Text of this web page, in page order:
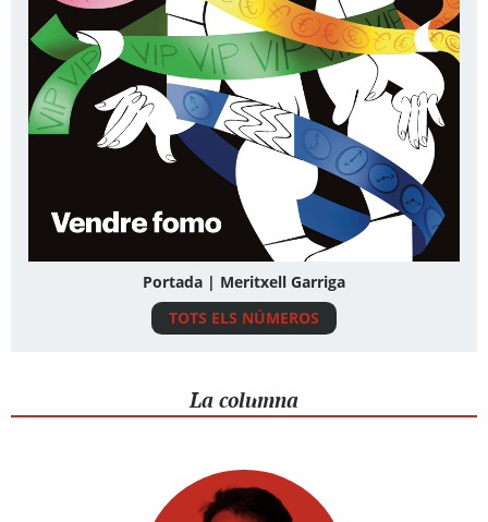
Portada | Meritxell Garriga
TOTS ELS NÚMEROS
La columna